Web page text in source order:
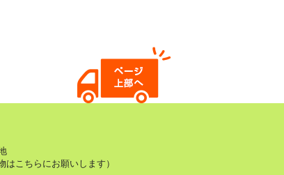
こちらにお願いします）